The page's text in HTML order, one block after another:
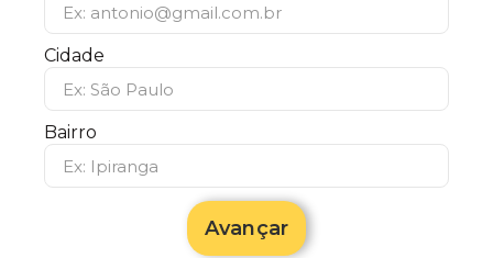
Cidade
Bairro
Avançar